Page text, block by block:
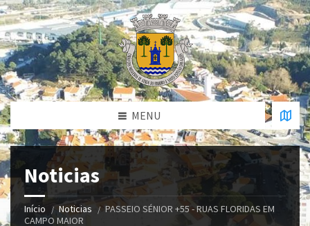
MENU
Noticias
Início Noticias
PASSEIO SÉNIOR +55 - RUAS FLORIDAS EM
CAMPO MAIOR